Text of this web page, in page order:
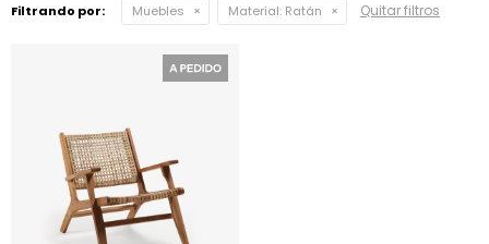
Filtrando por: Muebles Material: Ratán Quitar filtros